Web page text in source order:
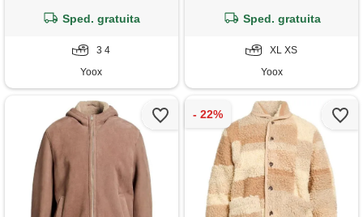
Sped. gratuita
3 4
Yoox
Sped. gratuita
XL XS
Yoox